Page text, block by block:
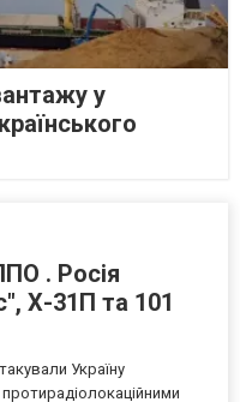
у
. Росія
Х-31П та 101
Україну